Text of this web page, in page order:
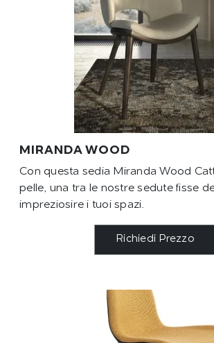
MIRANDA WOOD
Con questa sedia Miranda Wood
pelle, una tra le nostre sedute fisse
impreziosire i tuoi spazi.
Richiedi Prezzo